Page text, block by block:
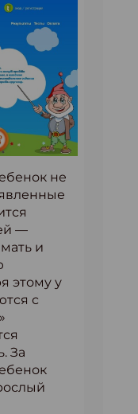
не
—
и
этому у
с
За